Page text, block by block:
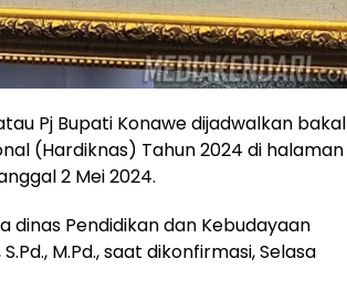
Pj Bupati Konawe dijadwalkan bakal
(Hardiknas) Tahun 2024 di halaman
2 Mei 2024.
dinas Pendidikan dan Kebudayaan
M.Pd., saat dikonfirmasi, Selasa